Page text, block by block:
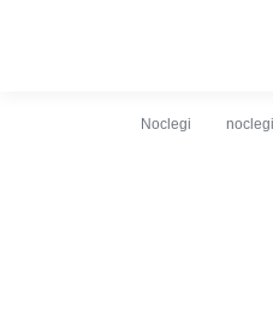
Noclegi